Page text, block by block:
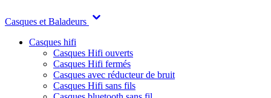
Casques et Baladeurs
Casques hifi
Casques Hifi ouverts
Casques Hifi fermés
Casques avec réducteur de bruit
Casques Hifi sans fils